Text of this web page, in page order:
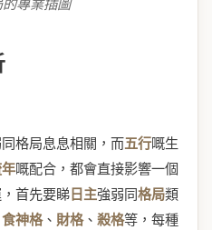
專業插圖
格局息息相關，而五行嘅生
嘅配合，都會直接影響一個
首先要睇 日主強弱同格局類
食神格、 財格、 殺格等，每種